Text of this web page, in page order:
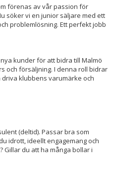
förenas av vår passion för
söker vi en junior säljare med ett
problemlösning. Ett perfekt jobb
kunder för att bidra till Malmö
och försäljning. I denna roll bidrar
klubbens varumärke och
(deltid). Passar bra som
idrott, ideellt engagemang och
Gillar du att ha många bollar i